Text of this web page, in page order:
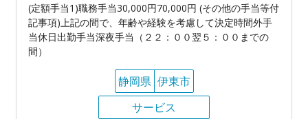
(定額手当1)職務手当30,000円70,000円 (その他の手当等付
記事項)上記の間で、年齢や経験を考慮して決定時間外手
当休日出勤手当深夜手当（２２：００翌５：００までの
間）
静岡県 伊東市
サービス